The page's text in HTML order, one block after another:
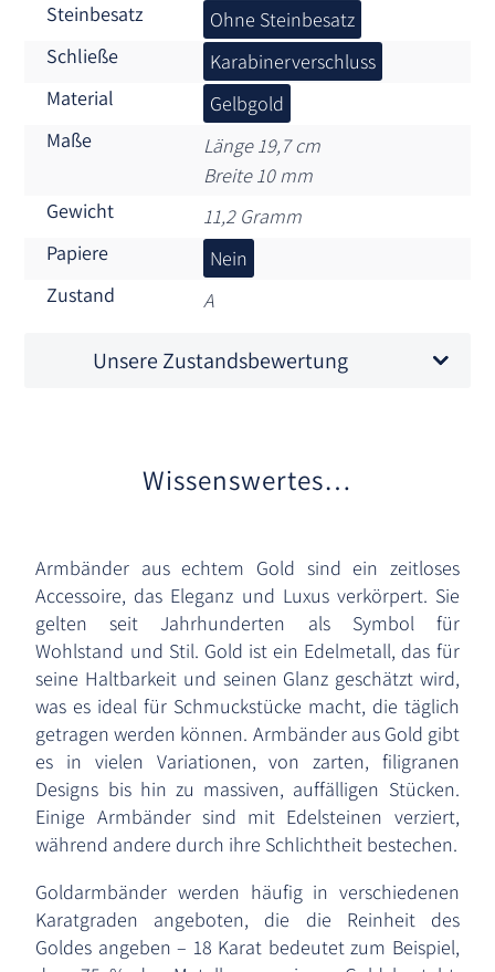
Steinbesatz
Ohne Steinbesatz
Schließe
Karabinerverschluss
Material
Gelbgold
Maße
Länge 19,7 cm
Breite 10 mm
Gewicht
11,2 Gramm
Papiere
Nein
Zustand
A
Unsere Zustandsbewertung
Wissenswertes…
Armbänder aus echtem Gold sind ein zeitloses
Accessoire, das Eleganz und Luxus verkörpert. Sie
gelten seit Jahrhunderten als Symbol für
Wohlstand und Stil. Gold ist ein Edelmetall, das für
seine Haltbarkeit und seinen Glanz geschätzt wird,
was es ideal für Schmuckstücke macht, die täglich
getragen werden können. Armbänder aus Gold gibt
es in vielen Variationen, von zarten, filigranen
Designs bis hin zu massiven, auffälligen Stücken.
Einige Armbänder sind mit Edelsteinen verziert,
während andere durch ihre Schlichtheit bestechen.
Goldarmbänder werden häufig in verschiedenen
Karatgraden angeboten, die die Reinheit des
Goldes angeben – 18 Karat bedeutet zum Beispiel,